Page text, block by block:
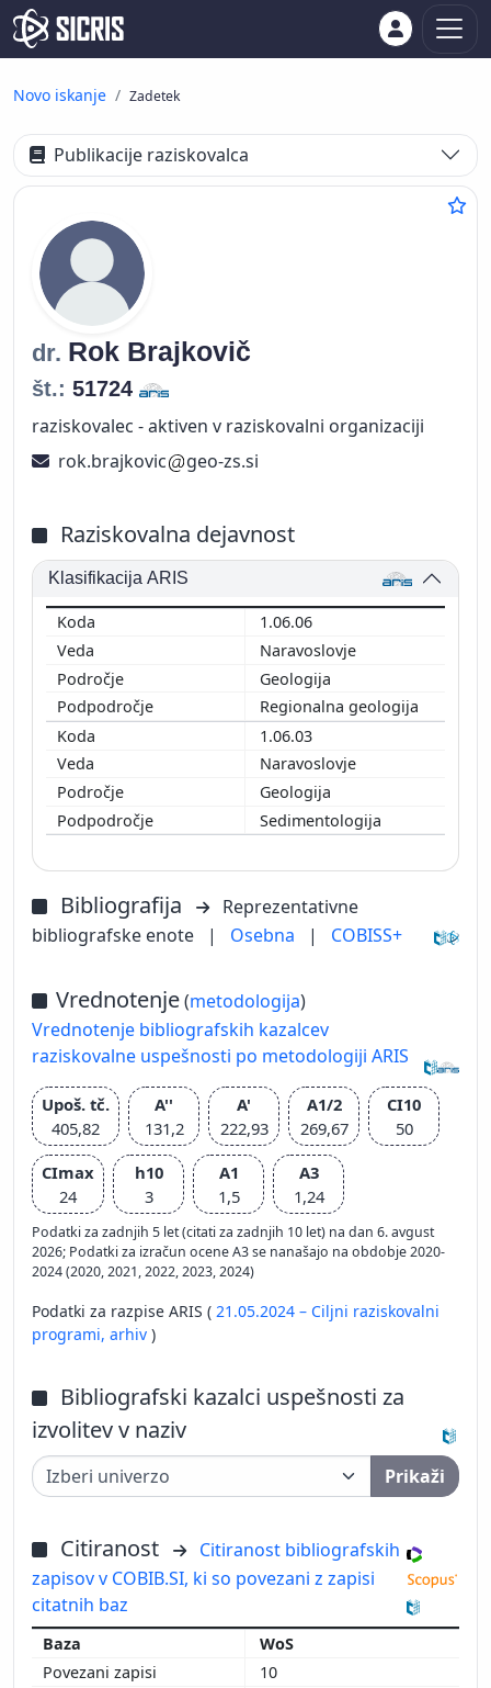
Novo iskanje Zadetek
Publikacije raziskovalca
dr. Rok Brajkovič
št.: 51724
raziskovalec - aktiven v raziskovalni organizaciji
rok.brajkovic
geo-zs.si
Raziskovalna dejavnost
Klasifikacija ARIS
1.06.06
Naravoslovje
Geologija
Regionalna geologija
1.06.03
Naravoslovje
Geologija
Sedimentologija
Bibliografija
Reprezentativne
bibliografske enote
| Osebna | COBISS+
Vrednotenje(metodologija)
Vrednotenje bibliografskih kazalcev
raziskovalne uspešnosti po metodologiji ARIS
Upoš. tč.
405,82
A''
131,2
A'
222,93
A1/2
269,67
CI10
50
CImax
24
h10
3
A1
1,5
A3
1,24
Podatki za zadnjih 5 let (citati za zadnjih 10 let) na dan 6. avgust
2026; Podatki za izračun ocene A3 se nanašajo na obdobje 2020-
2024 (2020, 2021, 2022, 2023, 2024)
Podatki za razpise ARIS ( 21.05.2024 – Ciljni raziskovalni
programi, arhiv )
Bibliografski kazalci uspešnosti za
izvolitev v naziv
Prikaži
Citiranost
Citiranost bibliografskih
zapisov v COBIB.SI, ki so povezani z zapisi
citatnih baz
WoS
10